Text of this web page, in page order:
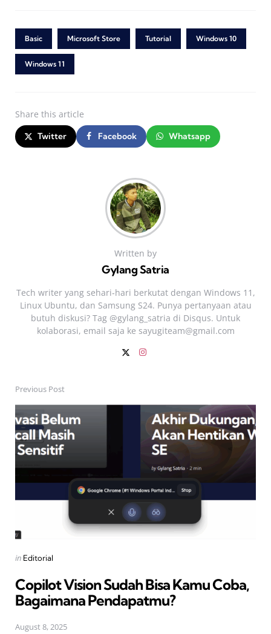
Basic Microsoft Store Tutorial Windows 10
Windows 11
Share this article
Twitter Facebook Whatsapp
Written by
Gylang Satria
Tech writer yang sehari‑hari berkutat dengan Windows 11,
Linux Ubuntu, dan Samsung S24. Punya pertanyaan atau
butuh diskusi? Tag @gylang_satria di Disqus. Untuk
kolaborasi, email saja ke sayugiteam@gmail.com
Post
navigation
Previous Post
Posted
in Editorial
Copilot Vision Sudah Bisa Kamu Coba,
Bagaimana Pendapatmu?
August 8, 2025